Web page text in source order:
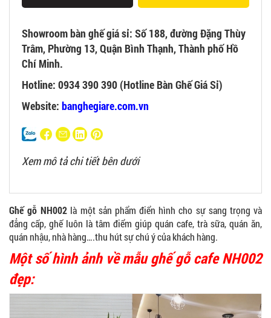
Showroom bàn ghế giá sỉ: Số 188, đường Đặng Thùy
Trâm, Phường 13, Quận Bình Thạnh, Thành phố Hồ
Chí Minh.
Hotline: 0934 390 390 (Hotline Bàn Ghế Giá Sỉ)
Website: banghegiare.com.vn
Xem mô tả chi tiết bên dưới
Ghế gỗ NH002 là một sản phẩm điển hình cho sự sang trọng và
đẳng cấp, ghế luôn là tâm điểm giúp quán cafe, trà sữa, quán ăn,
quán nhậu, nhà hàng….thu hút sự chú ý của khách hàng.
Một số hình ảnh về mẫu ghế gỗ cafe NH002
đẹp: